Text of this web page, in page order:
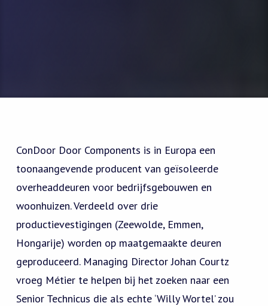
ConDoor Door Components is in Europa een
toonaangevende producent van geïsoleerde
overheaddeuren voor bedrijfsgebouwen en
woonhuizen. Verdeeld over drie
productievestigingen (Zeewolde, Emmen,
Hongarije) worden op maatgemaakte deuren
geproduceerd. Managing Director Johan Courtz
vroeg Métier te helpen bij het zoeken naar een
Senior Technicus die als echte ‘Willy Wortel’ zou